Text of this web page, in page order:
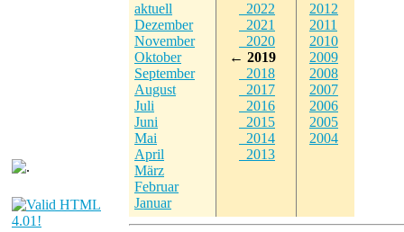
aktuell
Dezember
November
Oktober
September
August
Juli
Juni
Mai
April
März
Februar
Januar
2022
2021
2020
← 2019
2018
2017
2016
2015
2014
2013
2012
2011
2010
2009
2008
2007
2006
2005
2004